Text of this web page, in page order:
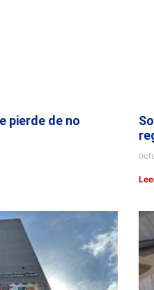
pierde de no